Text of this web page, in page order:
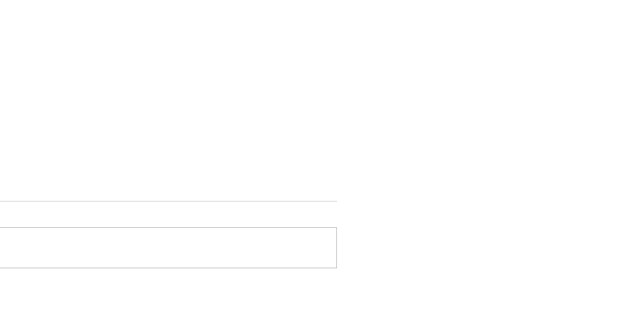
Transferegov para
Emendas Pix, já podem utilizar a
prazo para envio de
sobre Operações Imobiliárias